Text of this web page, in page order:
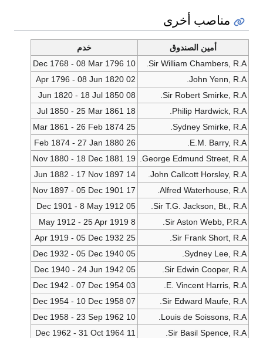
مناصب أخرى
أمين الصندوق
خدم
Sir William Chambers, R.A.
10 Dec 1768 - 08 Mar 1796
John Yenn, R.A.
02 Apr 1796 - 08 Jun 1820
Sir Robert Smirke, R.A.
08 Jun 1820 - 18 Jul 1850
Philip Hardwick, R.A.
18 Jul 1850 - 25 Mar 1861
Sydney Smirke, R.A.
25 Mar 1861 - 26 Feb 1874
E.M. Barry, R.A.
26 Feb 1874 - 27 Jan 1880
George Edmund Street, R.A.
19 Nov 1880 - 18 Dec 1881
John Callcott Horsley, R.A.
14 Jun 1882 - 17 Nov 1897
Alfred Waterhouse, R.A.
17 Nov 1897 - 05 Dec 1901
Sir T.G. Jackson, Bt., R.A.
05 Dec 1901 - 8 May 1912
Sir Aston Webb, P.R.A.
8 May 1912 - 25 Apr 1919
Sir Frank Short, R.A.
25 Apr 1919 - 05 Dec 1932
Sydney Lee, R.A.
05 Dec 1932 - 05 Dec 1940
Sir Edwin Cooper, R.A.
05 Dec 1940 - 24 Jun 1942
E. Vincent Harris, R.A.
03 Dec 1942 - 07 Dec 1954
Sir Edward Maufe, R.A.
07 Dec 1954 - 10 Dec 1958
Louis de Soissons, R.A.
10 Dec 1958 - 23 Sep 1962
Sir Basil Spence, R.A.
11 Dec 1962 - 31 Oct 1964